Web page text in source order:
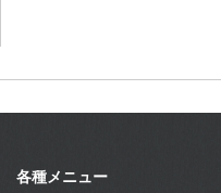
各種メニュー